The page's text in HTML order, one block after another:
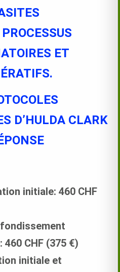
ET
D’HULDA CLARK
initiale: 460 CHF
CHF (375 €)
initiale et